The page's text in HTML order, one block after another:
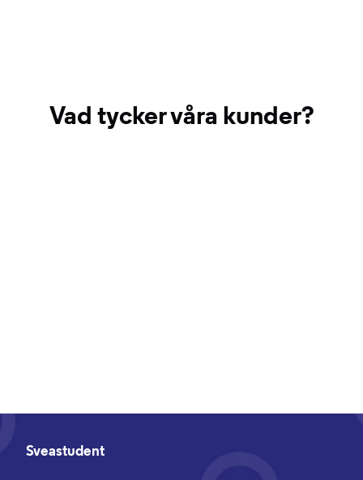
Vad tycker våra kunder?
Sveastudent